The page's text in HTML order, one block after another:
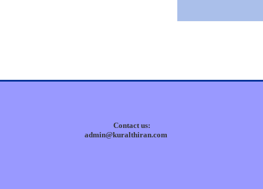
Contact us:
admin@kuralthiran.com